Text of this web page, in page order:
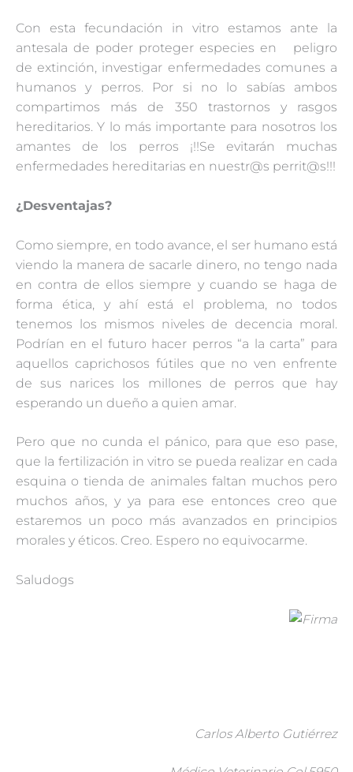
Con esta fecundación in vitro estamos ante la
antesala de poder proteger especies en peligro
de extinción, investigar enfermedades comunes a
humanos y perros. Por si no lo sabías ambos
compartimos más de 350 trastornos y rasgos
hereditarios. Y lo más importante para nosotros los
amantes de los perros ¡!!Se evitarán muchas
enfermedades hereditarias en nuestr@s perrit@s!!!
¿Desventajas?
Como siempre, en todo avance, el ser humano está
viendo la manera de sacarle dinero, no tengo nada
en contra de ellos siempre y cuando se haga de
forma ética, y ahí está el problema, no todos
tenemos los mismos niveles de decencia moral.
Podrían en el futuro hacer perros “a la carta” para
aquellos caprichosos fútiles que no ven enfrente
de sus narices los millones de perros que hay
esperando un dueño a quien amar.
Pero que no cunda el pánico, para que eso pase,
que la fertilización in vitro se pueda realizar en cada
esquina o tienda de animales faltan muchos pero
muchos años, y ya para ese entonces creo que
estaremos un poco más avanzados en principios
morales y éticos. Creo. Espero no equivocarme.
Saludogs
Carlos Alberto Gutiérrez